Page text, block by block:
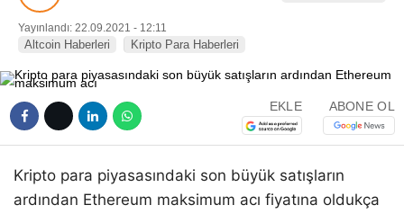
Yayınlandı: 22.09.2021 - 12:11
Altcoin Haberleri Kripto Para Haberleri
EKLE ABONE OL
Kripto para piyasasındaki son büyük satışların
ardından Ethereum maksimum acı fiyatına oldukça